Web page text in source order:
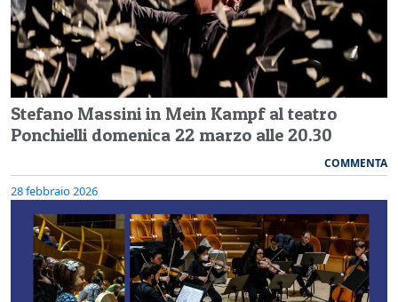
Stefano Massini in Mein Kampf al teatro
Ponchielli domenica 22 marzo alle 20.30
COMMENTA
28 febbraio 2026